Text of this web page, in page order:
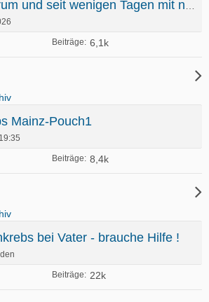
Beiträge 6,1k
Beiträge 8,4k
Mainz-Pouch1
Beiträge 22k
bei Vater - brauche Hilfe !